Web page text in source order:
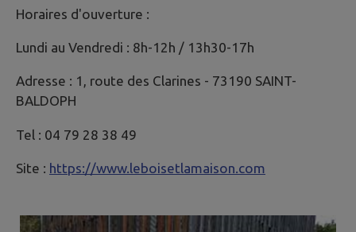
Horaires d'ouverture :
Lundi au Vendredi : 8h-12h / 13h30-17h
Adresse : 1, route des Clarines - 73190 SAINT-
BALDOPH
Tel : 04 79 28 38 49
Site : https://www.leboisetlamaison.com